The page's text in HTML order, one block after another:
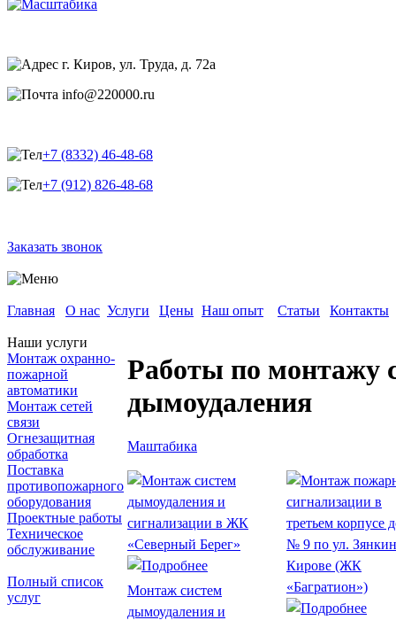
г. Киров, ул. Труда, д. 72а
info@220000.ru
+7 (8332) 46-48-68
+7 (912) 826-48-68
Заказать звонок
Главная О нас Услуги Цены Наш опыт Статьи Контакты
Наши услуги
Монтаж охранно-
пожарной
автоматики
Монтаж сетей
связи
Огнезащитная
обработка
Поставка
противопожарного
оборудования
Проектные работы
Техническое
обслуживание
Полный список
услуг
Работы по монтажу
дымоудаления
Маштабика
Монтаж систем
дымоудаления и